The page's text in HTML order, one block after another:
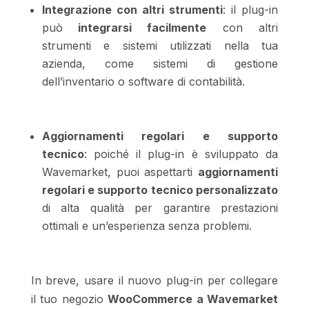
Integrazione con altri strumenti: il plug-in
può integrarsi facilmente con altri
strumenti e sistemi utilizzati nella tua
azienda, come sistemi di gestione
dell’inventario o software di contabilità.
Aggiornamenti regolari e supporto
tecnico: poiché il plug-in è sviluppato da
Wavemarket, puoi aspettarti aggiornamenti
regolari e supporto tecnico personalizzato
di alta qualità per garantire prestazioni
ottimali e un’esperienza senza problemi.
In breve, usare il nuovo plug-in per collegare
il tuo negozioWooCommerce a Wavemarket